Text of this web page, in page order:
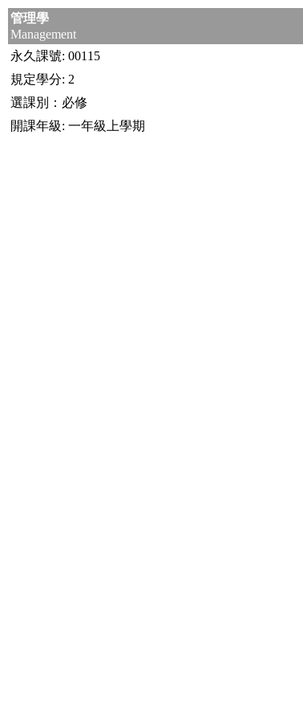
管理學
Management
永久課號: 00115
規定學分: 2
選課別：必修
開課年級: 一年級上學期